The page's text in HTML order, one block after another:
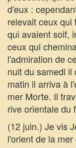
d'eux :
relevait ceux
qui avaient soif,
ceux qui
l'admiration de
nuit du samedi il
matin il arriva à
mer Morte. Il
rive orientale du
(12 juin.) Je vis
l'orient de la